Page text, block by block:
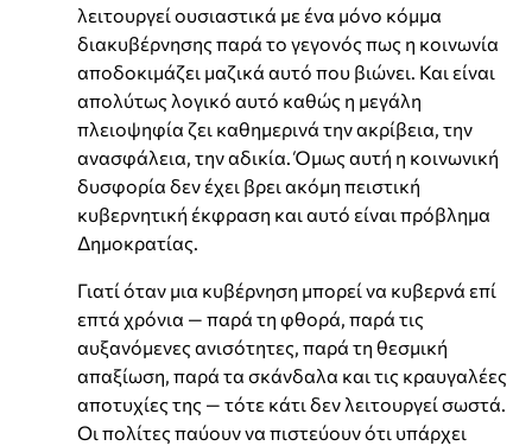
λειτουργεί ουσιαστικά με ένα μόνο κόμμα
διακυβέρνησης παρά το γεγονός πως η κοινωνία
αποδοκιμάζει μαζικά αυτό που βιώνει. Και είναι
απολύτως λογικό αυτό καθώς η μεγάλη
πλειοψηφία ζει καθημερινά την ακρίβεια, την
ανασφάλεια, την αδικία. Όμως αυτή η κοινωνική
δυσφορία δεν έχει βρει ακόμη πειστική
κυβερνητική έκφραση και αυτό είναι πρόβλημα
Δημοκρατίας.
Γιατί όταν μια κυβέρνηση μπορεί να κυβερνά επί
επτά χρόνια — παρά τη φθορά, παρά τις
αυξανόμενες ανισότητες, παρά τη θεσμική
απαξίωση, παρά τα σκάνδαλα και τις κραυγαλέες
αποτυχίες της — τότε κάτι δεν λειτουργεί σωστά.
Οι πολίτες παύουν να πιστεύουν ότι υπάρχει